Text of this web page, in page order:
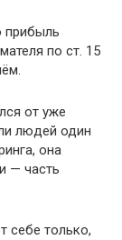
прибыль
по ст. 15
от уже
людей один
она
— часть
себе только,